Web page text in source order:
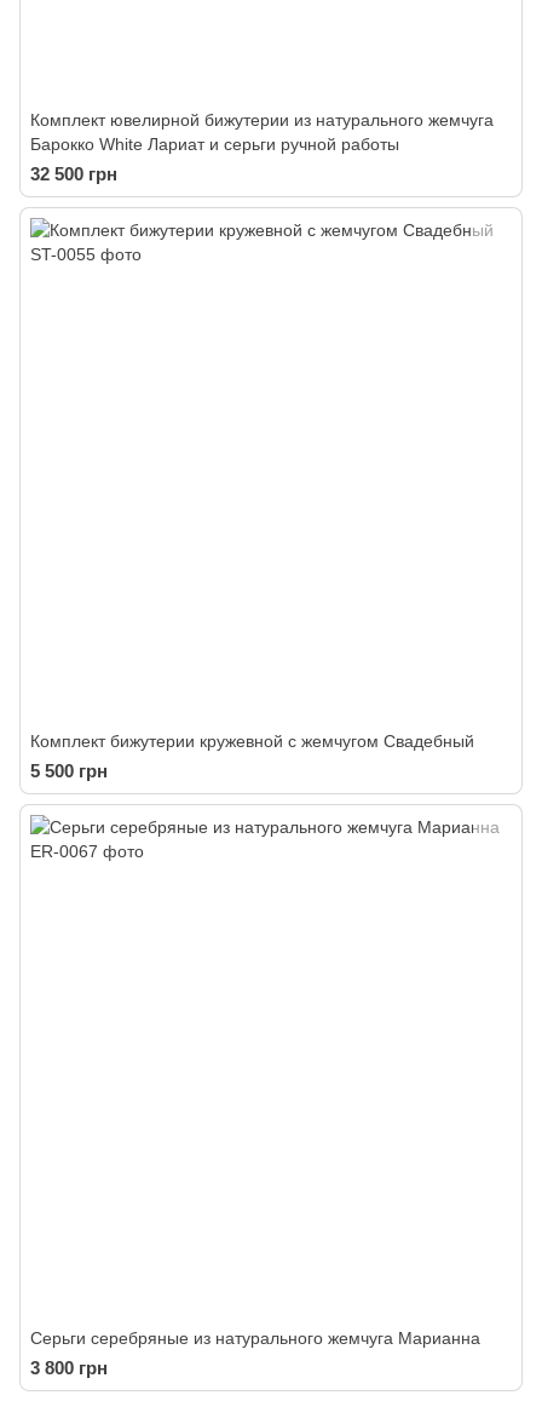
Комплект ювелирной бижутерии из натурального жемчуга
Барокко White Лариат и серьги ручной работы
32 500 грн
Комплект бижутерии кружевной с жемчугом Свадебный
5 500 грн
Серьги серебряные из натурального жемчуга Марианна
3 800 грн